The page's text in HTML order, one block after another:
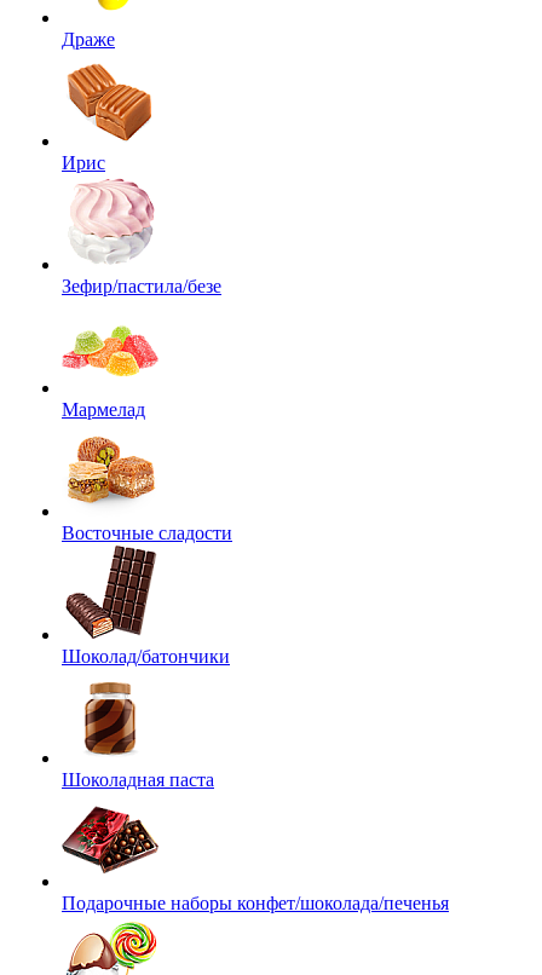
Драже
Ирис
Зефир/пастила/безе
Мармелад
Восточные сладости
Шоколад/батончики
Шоколадная паста
Подарочные наборы конфет/шоколада/печенья